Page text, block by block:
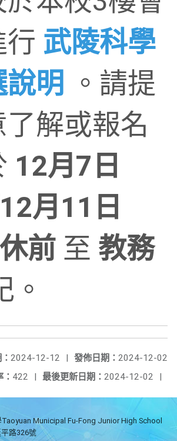
行 武陵科學
明
。請提
解或報名
12月7日
月11日
前 至 教務
發佈日期： 2024-12-02
2024-12-12
|
最後更新日期： 2024-12-02 |
422 |
Municipal Fu-Fong Junior High School
路326號